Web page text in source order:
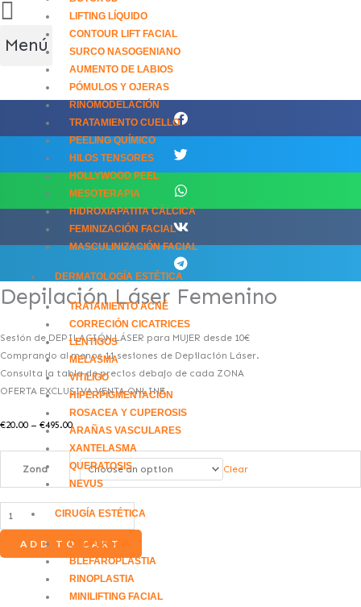
LIFTING LÍQUIDO
CONTOUR LIFT FACIAL
SURCO NASOGENIANO
AUMENTO DE LABIOS
PÓMULOS Y OJERAS
RINOMODELACIÓN
TRATAMIENTO CUELLO
PEELING QUÍMICO
HILOS TENSORES
HOLLYWOOD PEEL
MESOTERAPIA
HIDROXIAPATITA CÁLCICA
FEMINIZACIÓN FACIAL
MASCULINIZACIÓN FACIAL
DERMATOLOGÍA ESTÉTICA
TRATAMIENTO ACNÉ
CORRECIÓN CICATRICES
LENTIGOS
MELASMA
VITILIGO
HIPERPIGMENTACIÓN
ROSACEA Y CUPEROSIS
ARAÑAS VASCULARES
XANTELASMA
QUERATOSIS
NEVUS
CIRUGÍA ESTÉTICA
OTOPLASTIA
BLEFAROPLASTIA
RINOPLASTIA
MINILIFTING FACIAL
Menú
Depilación Láser Femenino
Sesión de DEPILACIÓN LÁSER para MUJER desde 10€
Comprando al menos 11 sesiones de Depilación Láser.
Consulta la tabla de precios debajo de cada ZONA
OFERTA EXCLUSIVA VENTA ONLINE
€20.00 – €495.00
Zona Clear
ADD TO CART